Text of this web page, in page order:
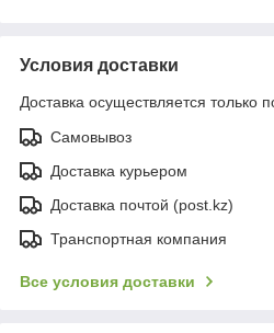
Условия доставки
Доставка осуществляется только
Самовывоз
Доставка курьером
Доставка почтой (post.kz)
Транспортная компания
Все условия доставки